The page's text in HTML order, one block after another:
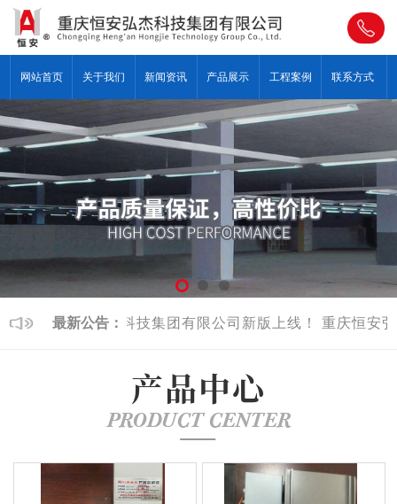
网站首页 关于我们 新闻资讯 产品展示 工程案例 联系方式
最新公告：
重庆恒安弘杰科技集团有限公司新版上线！ 重庆恒安
产品中心
PRODUCT CENTER